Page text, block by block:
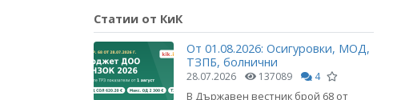
Статии от КиК
От 01.08.2026: Осигуровки, МОД,
ТЗПБ, болнични
28.07.2026 137089 4
В Държавен вестник брой 68 от